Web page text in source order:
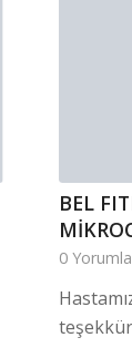
BEL
0
teşekkür